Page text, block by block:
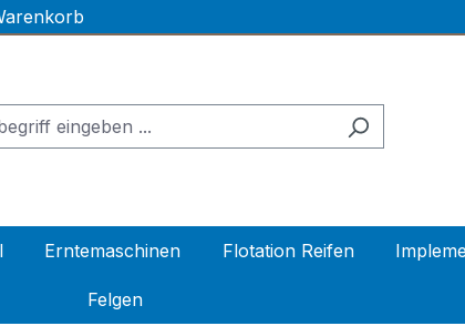
Erntemaschinen Flotation Reifen
Felgen